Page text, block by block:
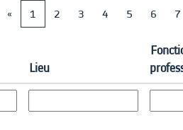
« 1 2 3 4 5 6 7
Lieu